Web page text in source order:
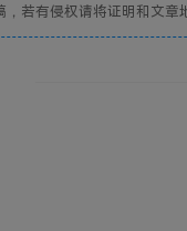
若有侵权请将证明和文章